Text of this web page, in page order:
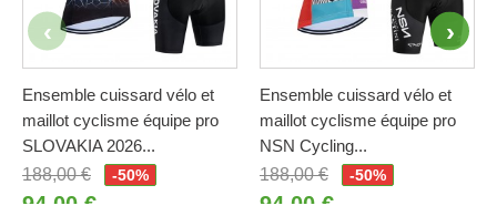
Ensemble cuissard vélo et
maillot cyclisme équipe pro
SLOVAKIA 2026...
188,00 €
-50%
94,00 €
Ensemble cuissard vélo et
maillot cyclisme équipe pro
NSN Cycling...
188,00 €
-50%
94,00 €